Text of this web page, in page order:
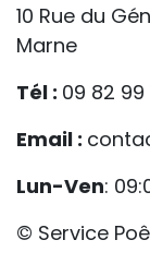
10 Rue du
Marne
Tél : 09 82 99
Email :
Lun-Ven:
© Service